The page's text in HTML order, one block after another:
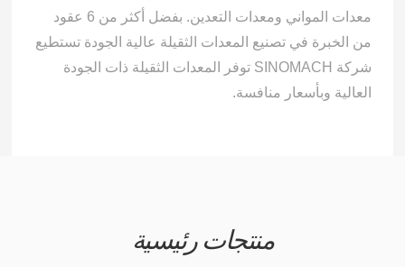
معدات المواني ومعدات التعدين. بفضل أكثر من 6 عقود
من الخبرة في تصنيع المعدات الثقيلة عالية الجودة تستطيع
شركة SINOMACH توفر المعدات الثقيلة ذات الجودة
العالية وبأسعار منافسة.
منتجات رئيسية